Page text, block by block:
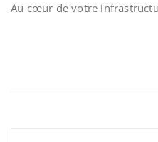
Au cœur de votre